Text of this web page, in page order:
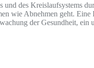
des Kreislaufsystems
wie Abnehmen geht.
der Gesundheit,